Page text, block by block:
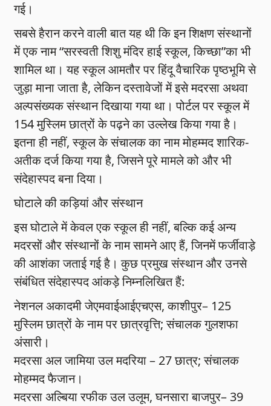
गई।
सबसे हैरान करने वाली बात यह थी कि इन शिक्षण संस्थानों
में एक नाम “सरस्वती शिशु मंदिर हाई स्कूल, किच्छा”का भी
शामिल था। यह स्कूल आमतौर पर हिंदू वैचारिक पृष्ठभूमि से
जुड़ा माना जाता है, लेकिन दस्तावेजों में इसे मदरसा अथवा
अल्पसंख्यक संस्थान दिखाया गया था। पोर्टल पर स्कूल में
154 मुस्लिम छात्रों के पढ़ने का उल्लेख किया गया है।
इतना ही नहीं, स्कूल के संचालक का नाम मोहम्मद शारिक-
अतीक दर्ज किया गया है, जिसने पूरे मामले को और भी
संदेहास्पद बना दिया।
घोटाले की कड़ियां और संस्थान
इस घोटाले में केवल एक स्कूल ही नहीं, बल्कि कई अन्य
मदरसों और संस्थानों के नाम सामने आए हैं, जिनमें फर्जीवाड़े
की आशंका जताई गई है। कुछ प्रमुख संस्थान और उनसे
संबंधित संदेहास्पद आंकड़े निम्नलिखित हैं:
नेशनल अकादमी जेएमवाईआईएचएस, काशीपुर– 125
मुस्लिम छात्रों के नाम पर छात्रवृत्ति; संचालक गुलशफा
अंसारी।
मदरसा अल जामिया उल मदरिया – 27 छात्र; संचालक
मोहम्मद फैजान।
मदरसा अल्बिया रफीक उल उलूम, घनसारा बाजपुर– 39